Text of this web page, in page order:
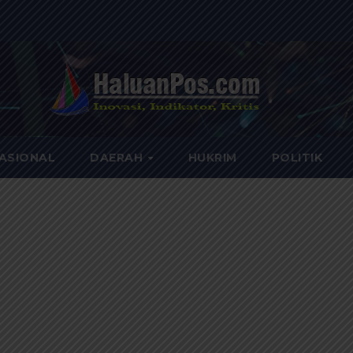
DAERAH HUKRIM POLITIK